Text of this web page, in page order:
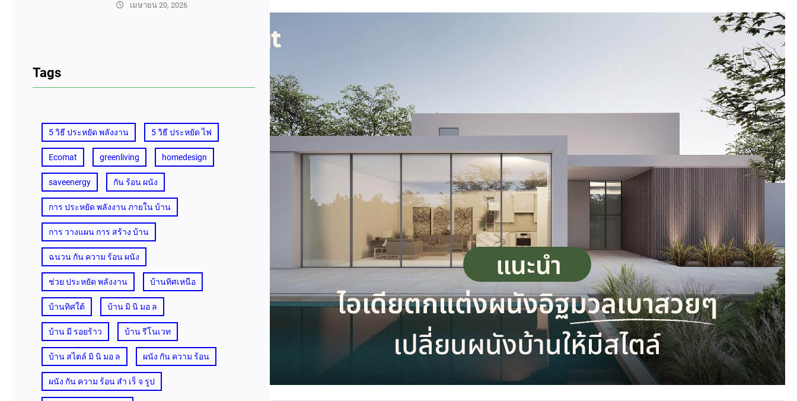
เมษายน 20, 2026
Tags
5 วิธี ประหยัด พลังงาน 5 วิธี ประหยัด ไฟ
Ecomat greenliving homedesign
saveenergy กัน ร้อน ผนัง
การ ประหยัด พลังงาน ภายใน บ้าน
การ วางแผน การ สร้าง บ้าน
ฉนวน กัน ความ ร้อน ผนัง
ช่วย ประหยัด พลังงาน บ้านทิศเหนือ
บ้านทิศใต้ บ้าน มิ นิ มอ ล
บ้าน มี รอยร้าว บ้าน รีโนเวท
บ้าน สไตล์ มิ นิ มอ ล ผนัง กัน ความ ร้อน
ผนัง กัน ความ ร้อน สํา เร็ จ รูป